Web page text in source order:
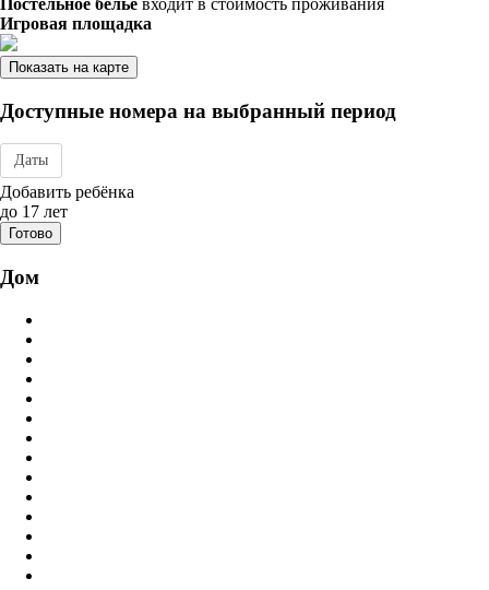
Игровая площадка
Показать на карте
Доступные номера на выбранный период
Даты
Дата заезда - отъезда
Добавить ребёнка
до 17 лет
Готово
Дом